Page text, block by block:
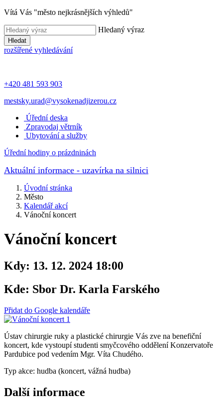
Vítá Vás "město nejkrásnějších výhledů"
Hledaný výraz
Hledat
rozšířené vyhledávání
+420 481 593 903
mestsky.urad@vysokenadjizerou.cz
Úřední deska
Zpravodaj větrník
Ubytování a služby
Úřední hodiny o prázdninách
Aktuální informace - uzavírka na silnici
Úvodní stránka
Město
Kalendář akcí
Vánoční koncert
Vánoční koncert
Kdy: 13. 12. 2024 18:00
Kde: Sbor Dr. Karla Farského
Přidat do Google kalendáře
Ústav chirurgie ruky a plastické chirurgie Vás zve na benefiční
koncert, kde vystoupí studenti smyčcového oddělení Konzervatoře
Pardubice pod vedením Mgr. Víta Chudého.
Typ akce: hudba (koncert, vážná hudba)
Další informace